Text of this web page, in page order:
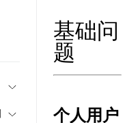
基础问
题
个人用户